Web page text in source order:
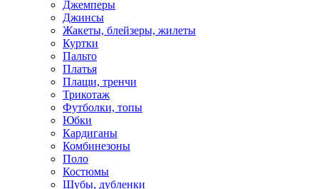
Джемперы
Джинсы
Жакеты, блейзеры, жилеты
Куртки
Пальто
Платья
Плащи, тренчи
Трикотаж
Футболки, топы
Юбки
Кардиганы
Комбинезоны
Поло
Костюмы
Шубы, дубленки